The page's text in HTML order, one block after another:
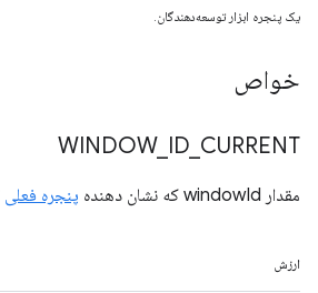
یک پنجره ابزار توسعه‌دهندگان.
خواص
WINDOW_ ID CURRENT
مقدار windowId که نشان دهنده پنجره فعلی
ارزش